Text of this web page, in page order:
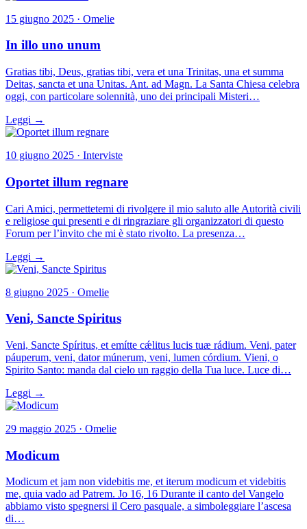
15 giugno 2025 · Omelie
In illo uno unum
Gratias tibi, Deus, gratias tibi, vera et una Trinitas, una et summa
Deitas, sancta et una Unitas. Ant. ad Magn. La Santa Chiesa celebra
oggi, con particolare solennità, uno dei principali Misteri…
Leggi →
10 giugno 2025 · Interviste
Oportet illum regnare
Cari Amici, permettetemi di rivolgere il mio saluto alle Autorità civili
e religiose qui presenti e di ringraziare gli organizzatori di questo
Forum per l’invito che mi è stato rivolto. La presenza…
Leggi →
8 giugno 2025 · Omelie
Veni, Sancte Spiritus
Veni, Sancte Spíritus, et emítte cǽlitus lucis tuæ rádium. Veni, pater
páuperum, veni, dator múnerum, veni, lumen córdium. Vieni, o
Spirito Santo: manda dal cielo un raggio della Tua luce. Luce di…
Leggi →
29 maggio 2025 · Omelie
Modicum
Modicum et jam non videbitis me, et iterum modicum et videbitis
me, quia vado ad Patrem. Jo 16, 16 Durante il canto del Vangelo
abbiamo visto spegnersi il Cero pasquale, a simboleggiare l’ascesa
di…